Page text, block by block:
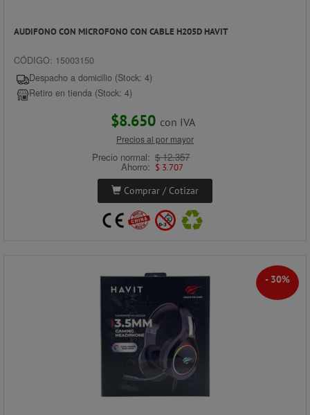
AUDIFONO CON MICROFONO CON CABLE H205D HAVIT
CÓDIGO: 15003150
Despacho a domicilio (Stock: 4)
Retiro en tienda (Stock: 4)
$8.650 con IVA
Precios al por mayor
Precio normal: $ 12.357
Ahorro: $ 3.707
Comprar / Cotizar
- 30%